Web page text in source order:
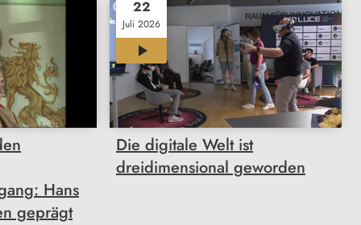
Hans
geprägt
22
Juli 2026
03:32
Die digitale Welt ist
dreidimensional geworden